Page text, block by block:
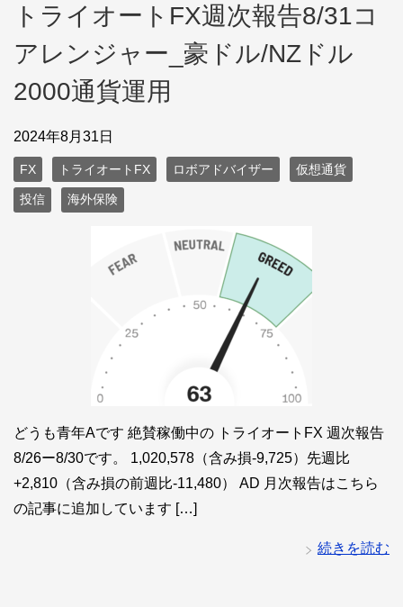
トライオートFX週次報告8/31コ
アレンジャー_豪ドル/NZドル
2000通貨運用
2024年8月31日
FX トライオートFX ロボアドバイザー 仮想通貨
投信 海外保険
どうも青年Aです 絶賛稼働中の トライオートFX 週次報告
8/26ー8/30です。 1,020,578（含み損-9,725）先週比
+2,810（含み損の前週比-11,480） AD 月次報告はこちら
の記事に追加しています […]
続きを読む